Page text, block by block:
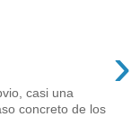
›
casi una
concreto de los